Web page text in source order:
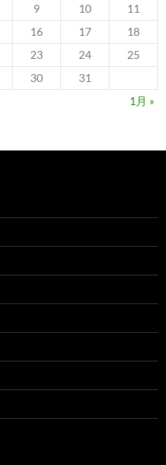
9 10
11
16 17
18
23 24
25
30
31
1月 »